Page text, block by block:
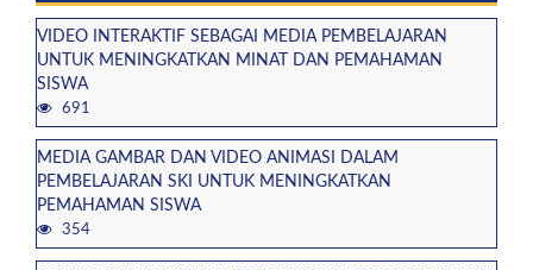
VIDEO INTERAKTIF SEBAGAI MEDIA PEMBELAJARAN
UNTUK MENINGKATKAN MINAT DAN PEMAHAMAN
SISWA
691
MEDIA GAMBAR DAN VIDEO ANIMASI DALAM
PEMBELAJARAN SKI UNTUK MENINGKATKAN
PEMAHAMAN SISWA
354